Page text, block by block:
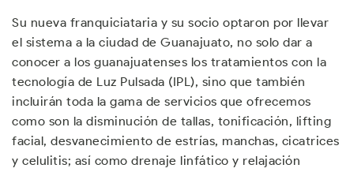
Su nueva franquiciataria y su socio optaron por llevar
el sistema a la ciudad de Guanajuato, no solo dar a
conocer a los guanajuatenses los tratamientos con la
tecnología de Luz Pulsada (IPL), sino que también
incluirán toda la gama de servicios que ofrecemos
como son la disminución de tallas, tonificación, lifting
facial, desvanecimiento de estrías, manchas, cicatrices
y celulitis; así como drenaje linfático y relajación